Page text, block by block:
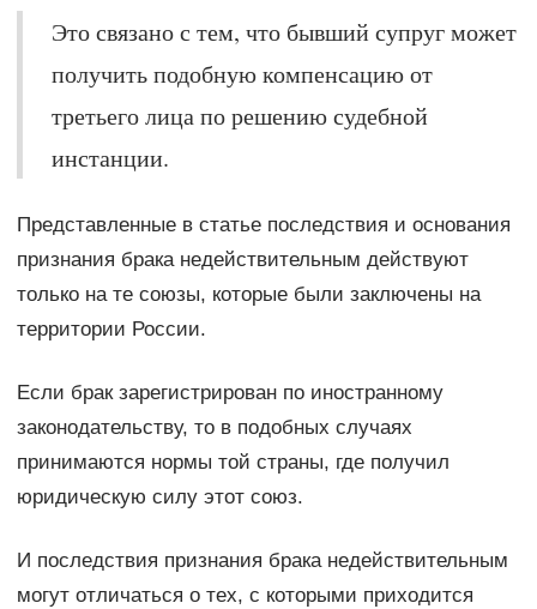
Это связано с тем, что бывший супруг может
получить подобную компенсацию от
третьего лица по решению судебной
инстанции.
Представленные в статье последствия и основания
признания брака недействительным действуют
только на те союзы, которые были заключены на
территории России.
Если брак зарегистрирован по иностранному
законодательству, то в подобных случаях
принимаются нормы той страны, где получил
юридическую силу этот союз.
И последствия признания брака недействительным
могут отличаться о тех, с которыми приходится